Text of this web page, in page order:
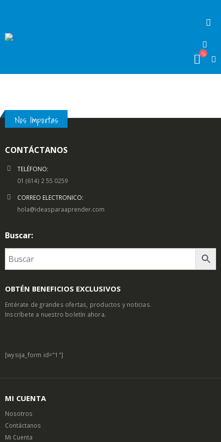
Nos Importas
CONTÁCTANOS
TELÉFONO:
01 (614) 2 55 0259
CORREO ELECTRONICO:
hola@ideasparaaprender.com
Buscar:
OBTÉN BENEFICIOS EXCLUSIVOS
Entérate de grandes ofertas, productos y noticias.
Inscríbete a nuestro boletín ahora.
[wysija_form id="1"]
MI CUENTA
Nosotros
Contáctanos
Mi Cuenta